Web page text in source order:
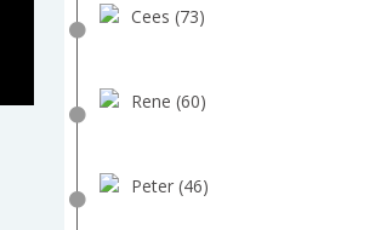
Cees (73)
Rene (60)
Peter (46)